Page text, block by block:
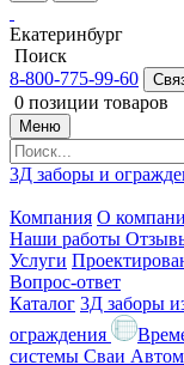
Екатеринбург
Поиск
8-800-775-99-60
0 позиции товаров
Меню
3Д заборы и
Компания О
Наши работы
Услуги
Вопрос-ответ
Каталог 3Д заборы
ограждения
системы Cваи